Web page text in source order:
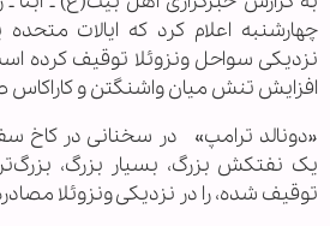
چهارشنبه اعلام کرد که ایالات
نزدیکی سواحل ونزوئلا توقیف کرده
افزایش تنش میان واشنگتن و
«دونالد ترامپ» در سخنانی در کاخ
یک نفتکش بزرگ، بسیار بزرگ،
توقیف شده، را در نزدیکی ونزوئلا